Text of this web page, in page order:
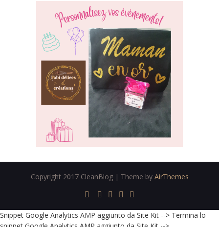
Copyright 2017 CleanBlog | Theme by AirThemes
Snippet Google Analytics AMP aggiunto da Site Kit --> Termina lo